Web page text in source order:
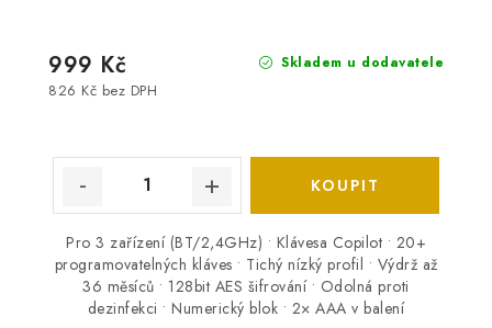
Skladem u dodavatele
826 Kč bez DPH
999 Kč
Pro 3 zařízení (BT/2,4GHz) • Klávesa Copilot • 20+
programovatelných kláves • Tichý nízký profil • Výdrž až
36 měsíců • 128bit AES šifrování • Odolná proti
dezinfekci • Numerický blok • 2× AAA v balení